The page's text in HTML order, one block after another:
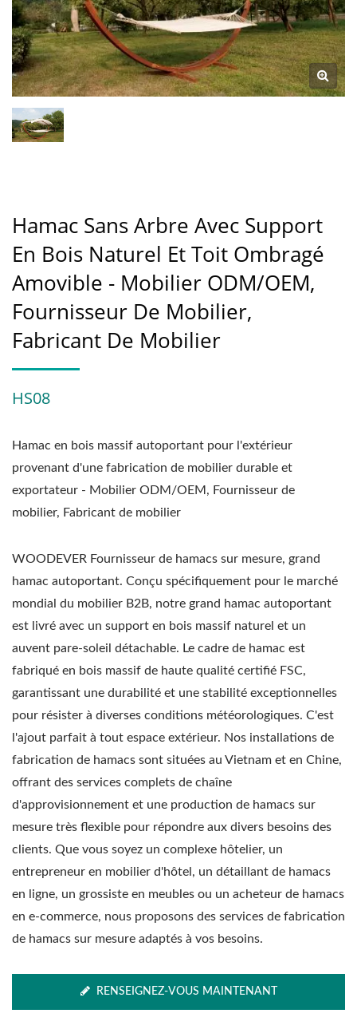
Hamac Sans Arbre Avec Support
En Bois Naturel Et Toit Ombragé
Amovible - Mobilier ODM/OEM,
Fournisseur De Mobilier,
Fabricant De Mobilier
HS08
Hamac en bois massif autoportant pour l'extérieur
provenant d'une fabrication de mobilier durable et
exportateur - Mobilier ODM/OEM, Fournisseur de
mobilier, Fabricant de mobilier
WOODEVER Fournisseur de hamacs sur mesure, grand
hamac autoportant. Conçu spécifiquement pour le marché
mondial du mobilier B2B, notre grand hamac autoportant
est livré avec un support en bois massif naturel et un
auvent pare-soleil détachable. Le cadre de hamac est
fabriqué en bois massif de haute qualité certifié FSC,
garantissant une durabilité et une stabilité exceptionnelles
pour résister à diverses conditions météorologiques. C'est
l'ajout parfait à tout espace extérieur. Nos installations de
fabrication de hamacs sont situées au Vietnam et en Chine,
offrant des services complets de chaîne
d'approvisionnement et une production de hamacs sur
mesure très flexible pour répondre aux divers besoins des
clients. Que vous soyez un complexe hôtelier, un
entrepreneur en mobilier d'hôtel, un détaillant de hamacs
en ligne, un grossiste en meubles ou un acheteur de hamacs
en e-commerce, nous proposons des services de fabrication
de hamacs sur mesure adaptés à vos besoins.
RENSEIGNEZ-VOUS MAINTENANT